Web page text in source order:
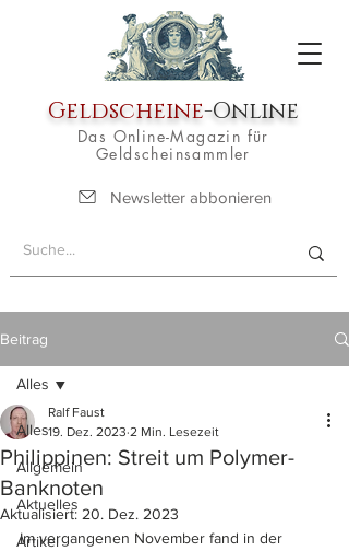
Geldscheine-Online
Das Online-Magazin für
Geldscheinsammler
Newsletter abbonieren
Beitrag
Alles
Allgemein
Aktuelles
Artikel
Alles
Philippinen: Streit um Polymer-
Banknoten
Ralf Faust
19. Dez. 2023 2 Min. Lesezeit
Aktualisiert: 20. Dez. 2023
Im vergangenen November fand in der